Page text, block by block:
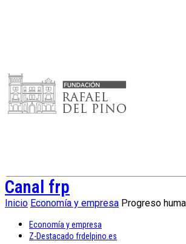
Canal frp
Inicio Economía y empresa Progreso
Economía y empresa
Z-Destacado frdelpino.es